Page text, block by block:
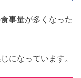
事量が多くなった
になっています。